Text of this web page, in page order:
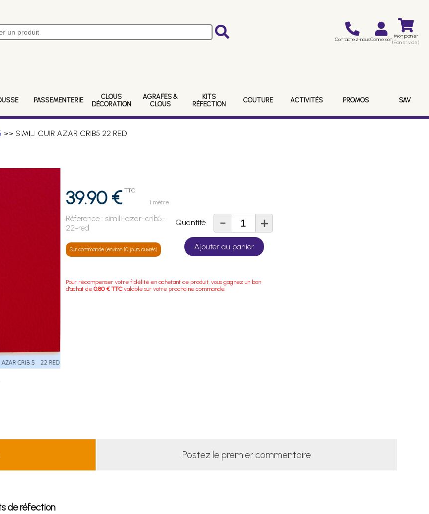
Contactez-nousConnexion Mon panier
(Panier vide)
PASSEMENTERIE
CLOUS
DÉCORATION
AGRAFES &
CLOUS
KITS
RÉFECTION
COUTURE ACTIVITÉS PROMOS SAV
>> SIMILI CUIR AZAR CRIB5 22 RED
39.90 € TTC
1 mètre
Référence : simili-azar-crib5-
22-red
Sur commande (environ 10 jours ouvrés)
Quantité - +
Ajouter au panier
Pour récompenser votre fidélité en achetant ce produit, vous gagnez un bon
d'achat de0.80 € TTC valable sur votre prochaine commande.
Postez le premier commentaire
de réfection